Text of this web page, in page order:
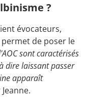
?
évocateurs,
de poser le
sont caractérisés
dire laissant passer
apparaît